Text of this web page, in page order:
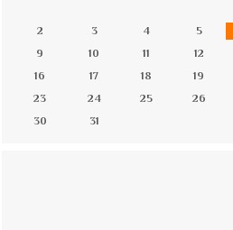
2
3 4 5
9
10 11 12
16
17 18 19
23
24 25 26
30
31